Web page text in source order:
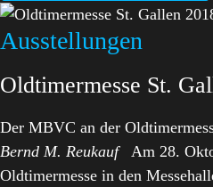
Ausstellungen
Oldtimermesse St.
Der MBVC an der
Bernd M. ReukaufAm 28.
Oldtimermesse in den